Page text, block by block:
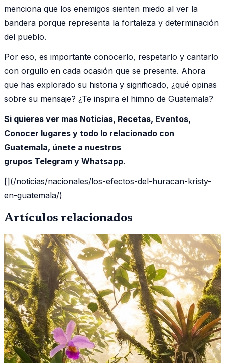
menciona que los enemigos sienten miedo al ver la
bandera porque representa la fortaleza y determinación
del pueblo.
Por eso, es importante conocerlo, respetarlo y cantarlo
con orgullo en cada ocasión que se presente. Ahora
que has explorado su historia y significado, ¿qué opinas
sobre su mensaje? ¿Te inspira el himno de Guatemala?
Si quieres ver mas Noticias, Recetas, Eventos,
Conocer lugares y todo lo relacionado con
Guatemala, únete a nuestros
grupos Telegram y Whatsapp.
[](/noticias/nacionales/los-efectos-del-huracan-kristy-
en-guatemala/)
Artículos relacionados